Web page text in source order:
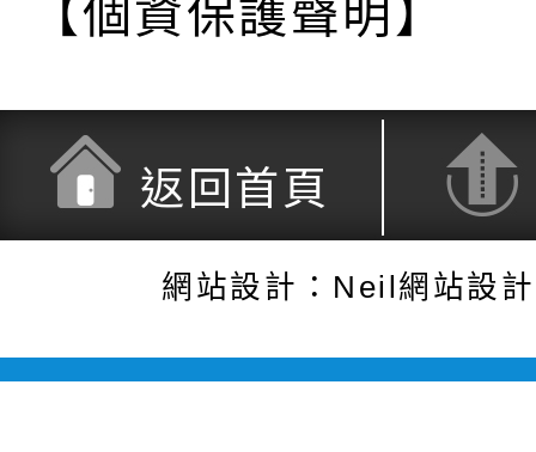
【個資保護聲明】
返回首頁
網站設計：Neil網站設